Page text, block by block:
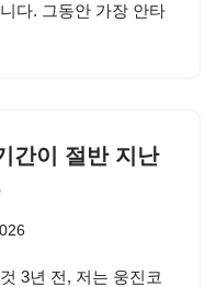
다. 그동안 가장 안타
간이 절반 지난
3년 전, 저는 웅진코